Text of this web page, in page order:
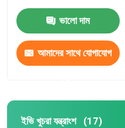
ভালো দাম
আমাদের সাথে যোগাযোগ
ইভি খুচরা যন্ত্রাংশ (17)